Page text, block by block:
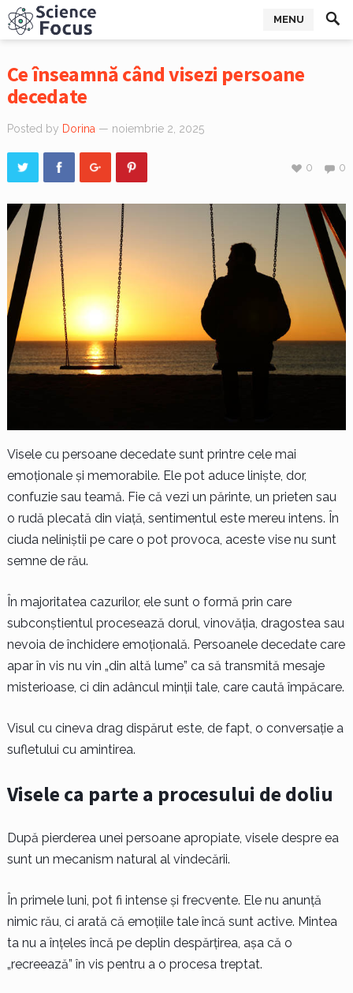
MENU
Ce înseamnă când visezi persoane
decedate
Posted by Dorina — noiembrie 2, 2025
0
0
Visele cu persoane decedate sunt printre cele mai
emoționale și memorabile. Ele pot aduce liniște, dor,
confuzie sau teamă. Fie că vezi un părinte, un prieten sau
o rudă plecată din viață, sentimentul este mereu intens. În
ciuda neliniștii pe care o pot provoca, aceste vise nu sunt
semne de rău.
În majoritatea cazurilor, ele sunt o formă prin care
subconștientul procesează dorul, vinovăția, dragostea sau
nevoia de închidere emoțională. Persoanele decedate care
apar în vis nu vin „din altă lume” ca să transmită mesaje
misterioase, ci din adâncul minții tale, care caută împăcare.
Visul cu cineva drag dispărut este, de fapt, o conversație a
sufletului cu amintirea.
Visele ca parte a procesului de doliu
După pierderea unei persoane apropiate, visele despre ea
sunt un mecanism natural al vindecării.
În primele luni, pot fi intense și frecvente. Ele nu anunță
nimic rău, ci arată că emoțiile tale încă sunt active. Mintea
ta nu a înțeles încă pe deplin despărțirea, așa că o
„recreează” în vis pentru a o procesa treptat.